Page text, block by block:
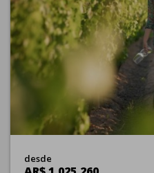
desde